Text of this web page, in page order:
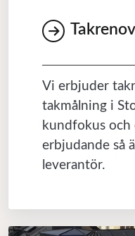
Vi erbjuder
takmålning i
kundfokus
erbjudande så
leverantör.